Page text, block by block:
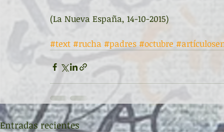
(La Nueva España, 14-10-2015)
#text #rucha #padres #octubre
Entradas recientes